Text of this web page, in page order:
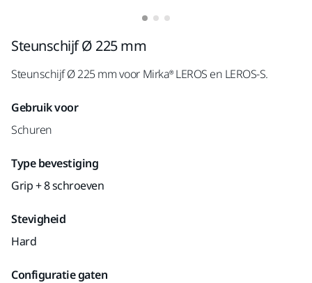
Steunschijf Ø 225 mm
Steunschijf Ø 225 mm voor Mirka® LEROS en LEROS-S.
Gebruik voor
Schuren
Type bevestiging
Grip + 8 schroeven
Stevigheid
Hard
Configuratie gaten